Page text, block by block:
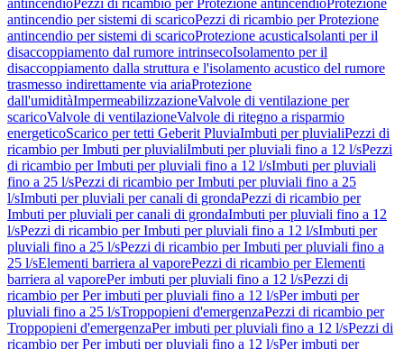
antincendioPezzi di ricambio per Protezione antincendioProtezione
antincendio per sistemi di scaricoPezzi di ricambio per Protezione
antincendio per sistemi di scaricoProtezione acusticaIsolanti per il
disaccoppiamento dal rumore intrinsecoIsolamento per il
disaccoppiamento dalla struttura e l'isolamento acustico del rumore
trasmesso indirettamente via ariaProtezione
dall'umiditàImpermeabilizzazioneValvole di ventilazione per
scaricoValvole di ventilazioneValvole di ritegno a risparmio
energeticoScarico per tetti Geberit PluviaImbuti per pluvialiPezzi di
ricambio per Imbuti per pluvialiImbuti per pluviali fino a 12 l/sPezzi
di ricambio per Imbuti per pluviali fino a 12 l/sImbuti per pluviali
fino a 25 l/sPezzi di ricambio per Imbuti per pluviali fino a 25
l/sImbuti per pluviali per canali di grondaPezzi di ricambio per
Imbuti per pluviali per canali di grondaImbuti per pluviali fino a 12
l/sPezzi di ricambio per Imbuti per pluviali fino a 12 l/sImbuti per
pluviali fino a 25 l/sPezzi di ricambio per Imbuti per pluviali fino a
25 l/sElementi barriera al vaporePezzi di ricambio per Elementi
barriera al vaporePer imbuti per pluviali fino a 12 l/sPezzi di
ricambio per Per imbuti per pluviali fino a 12 l/sPer imbuti per
pluviali fino a 25 l/sTroppopieni d'emergenzaPezzi di ricambio per
Troppopieni d'emergenzaPer imbuti per pluviali fino a 12 l/sPezzi di
ricambio per Per imbuti per pluviali fino a 12 l/sPer imbuti per